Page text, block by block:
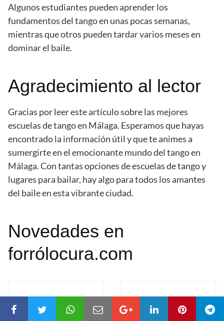
Algunos estudiantes pueden aprender los
fundamentos del tango en unas pocas semanas,
mientras que otros pueden tardar varios meses en
dominar el baile.
Agradecimiento al lector
Gracias por leer este artículo sobre las mejores
escuelas de tango en Málaga. Esperamos que hayas
encontrado la información útil y que te animes a
sumergirte en el emocionante mundo del tango en
Málaga. Con tantas opciones de escuelas de tango y
lugares para bailar, hay algo para todos los amantes
del baile en esta vibrante ciudad.
Novedades en
forrólocura.com